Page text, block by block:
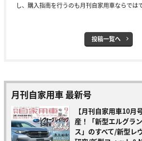
し、購入指南を行うのも月刊自家用車ならではで
投稿一覧へ
月刊自家用車 最新号
【月刊自家用車10月
産！「新型エルグラ
ス」のすべて/新型レ